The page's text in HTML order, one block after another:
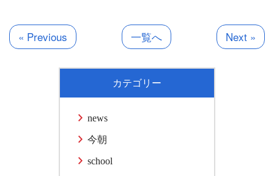
« Previous 一覧へ Next »
カテゴリー
news
今朝
school